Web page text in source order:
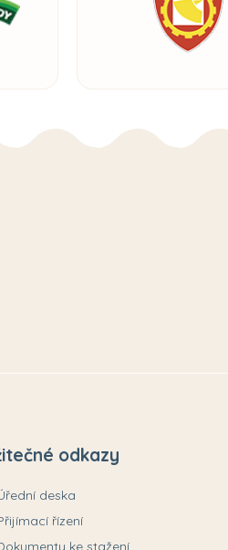
odkazy
deska
řízení
ke stažení